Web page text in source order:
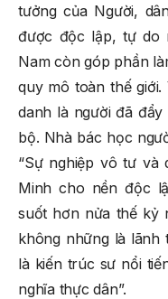
tưởng của Người,
được độc lập, tự do
Nam còn góp phần
quy mô toàn thế
danh là người đã
bộ. Nhà bác học
“Sự nghiệp vô tư và
Minh cho nền độc
suốt hơn nửa thế kỷ
không những là lãnh
là kiến trúc sư nổi
nghĩa thực dân”.